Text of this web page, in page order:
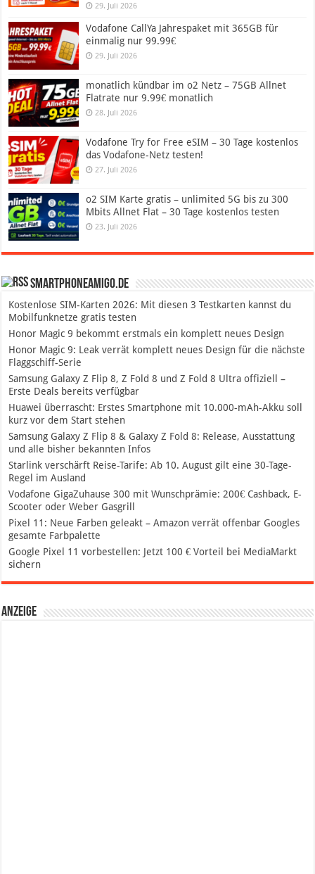
29. Juli 2026
Vodafone CallYa Jahrespaket mit 365GB für
einmalig nur 99.99€
29. Juli 2026
monatlich kündbar im o2 Netz – 75GB Allnet
Flatrate nur 9.99€ monatlich
28. Juli 2026
Vodafone Try for Free eSIM – 30 Tage kostenlos
das Vodafone-Netz testen!
27. Juli 2026
o2 SIM Karte gratis – unlimited 5G bis zu 300
Mbits Allnet Flat – 30 Tage kostenlos testen
23. Juli 2026
SmartphoneAmigo.de
Kostenlose SIM-Karten 2026: Mit diesen 3 Testkarten kannst du
Mobilfunknetze gratis testen
Honor Magic 9 bekommt erstmals ein komplett neues Design
Honor Magic 9: Leak verrät komplett neues Design für die nächste
Flaggschiff-Serie
Samsung Galaxy Z Flip 8, Z Fold 8 und Z Fold 8 Ultra offiziell –
Erste Deals bereits verfügbar
Huawei überrascht: Erstes Smartphone mit 10.000-mAh-Akku soll
kurz vor dem Start stehen
Samsung Galaxy Z Flip 8 & Galaxy Z Fold 8: Release, Ausstattung
und alle bisher bekannten Infos
Starlink verschärft Reise-Tarife: Ab 10. August gilt eine 30-Tage-
Regel im Ausland
Vodafone GigaZuhause 300 mit Wunschprämie: 200€ Cashback, E-
Scooter oder Weber Gasgrill
Pixel 11: Neue Farben geleakt – Amazon verrät offenbar Googles
gesamte Farbpalette
Google Pixel 11 vorbestellen: Jetzt 100 € Vorteil bei MediaMarkt
sichern
Anzeige